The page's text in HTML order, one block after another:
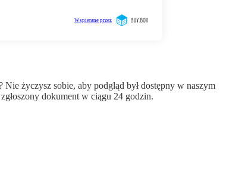
życzysz sobie, aby podgląd był dostępny w naszym
dokument w ciągu 24 godzin.